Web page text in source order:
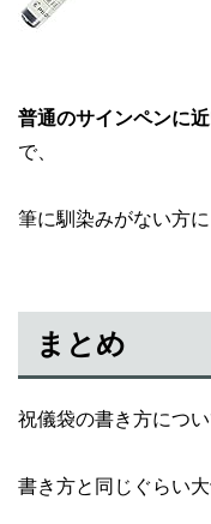
普通のサインペンに
で、
筆に馴染みがない方に
まとめ
祝儀袋の書き方につ
書き方と同じぐらい大